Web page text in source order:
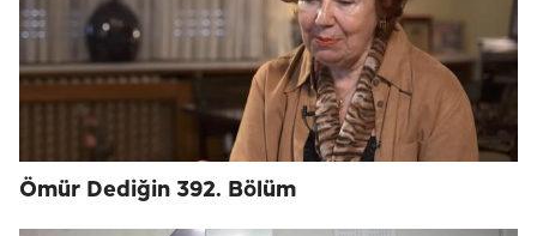
Ömür Dediğin 392. Bölüm